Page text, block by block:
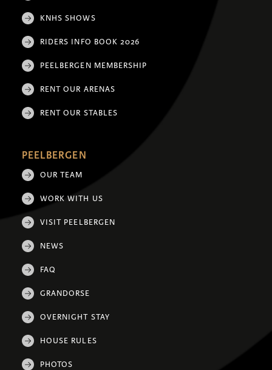
KNHS SHOWS
RIDERS INFO BOOK 2026
PEELBERGEN MEMBERSHIP
RENT OUR ARENAS
RENT OUR STABLES
PEELBERGEN
OUR TEAM
WORK WITH US
VISIT PEELBERGEN
NEWS
FAQ
GRANDORSE
OVERNIGHT STAY
HOUSE RULES
PHOTOS